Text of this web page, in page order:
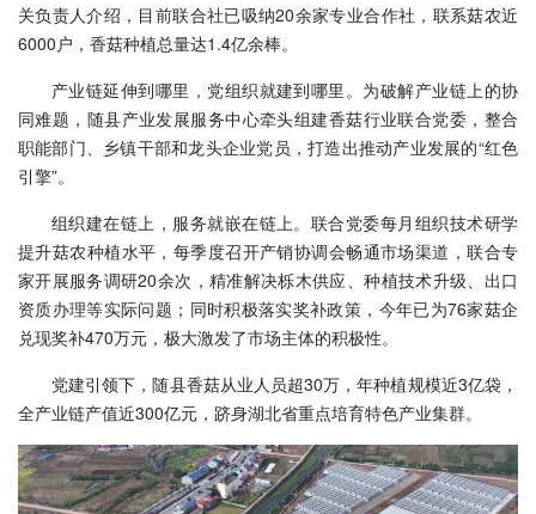
关负责人介绍，目前联合社已吸纳20余家专业合作社，联系菇农近
6000户，香菇种植总量达1.4亿余棒。
产业链延伸到哪里，党组织就建到哪里。为破解产业链上的协
同难题，随县产业发展服务中心牵头组建香菇行业联合党委，整合
职能部门、乡镇干部和龙头企业党员，打造出推动产业发展的“红色
引擎”。
组织建在链上，服务就嵌在链上。联合党委每月组织技术研学
提升菇农种植水平，每季度召开产销协调会畅通市场渠道，联合专
家开展服务调研20余次，精准解决栎木供应、种植技术升级、出口
资质办理等实际问题；同时积极落实奖补政策，今年已为76家菇企
兑现奖补470万元，极大激发了市场主体的积极性。
党建引领下，随县香菇从业人员超30万，年种植规模近3亿袋，
全产业链产值近300亿元，跻身湖北省重点培育特色产业集群。